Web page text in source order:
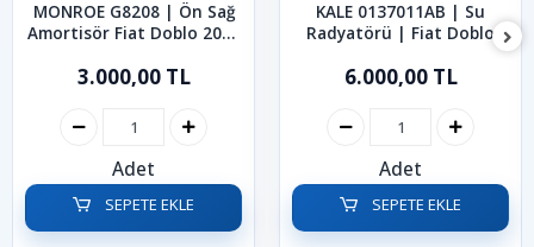
MONROE G8208 | Ön Sağ
Amortisör Fiat Doblo 2010
3.000,00 TL
Adet
SEPETE EKLE
KALE 0137011AB | Su
Radyatörü | Fiat Doblo
6.000,00 TL
Adet
SEPETE EKLE